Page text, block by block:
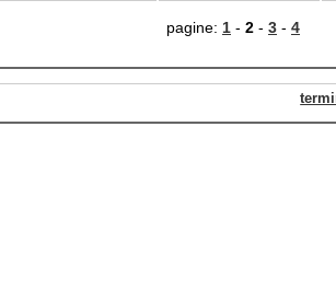
pagine: 1 - 2 - 3 - 4